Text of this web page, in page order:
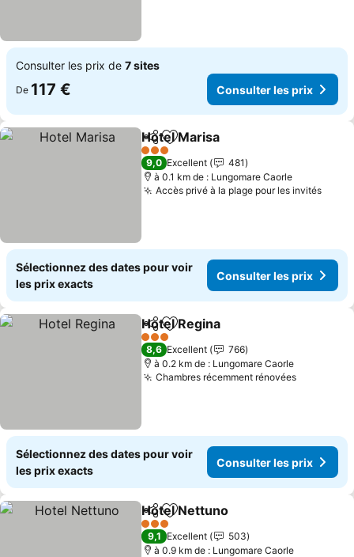
Consulter les prix de 7 sites
De 117 € Consulter les prix
PartagerAjouter à mes favoris
Hotel Marisa
3 Étoiles
9,0 Excellent
481
à 0.1 km de : Lungomare Caorle
Accès privé à la plage pour les invités
Sélectionnez des dates pour voir
les prix exacts
Consulter les prix
PartagerAjouter à mes favoris
Hotel Regina
3 Étoiles
8,6 Excellent
766
à 0.2 km de : Lungomare Caorle
Chambres récemment rénovées
Sélectionnez des dates pour voir
les prix exacts
Consulter les prix
PartagerAjouter à mes favoris
Hotel Nettuno
3 Étoiles
9,1 Excellent
503
à 0.9 km de : Lungomare Caorle